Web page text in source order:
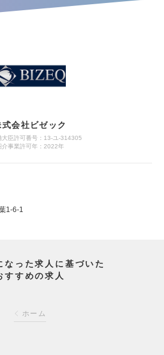
式会社ビゼック
大臣許可番号：13-ユ-314305
介事業許可年：2022年
1-6-1
なった求人に基づいた
すすめの求人
ホーム